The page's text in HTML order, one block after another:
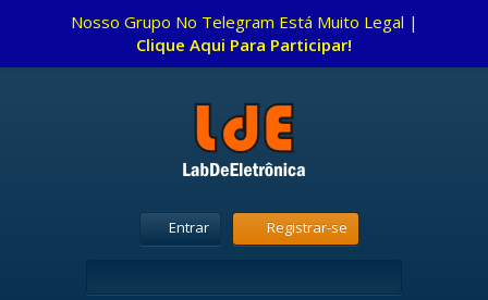
Entrar Registrar-se
Nosso Grupo No Telegram Está Muito Legal |
Clique Aqui Para Participar!